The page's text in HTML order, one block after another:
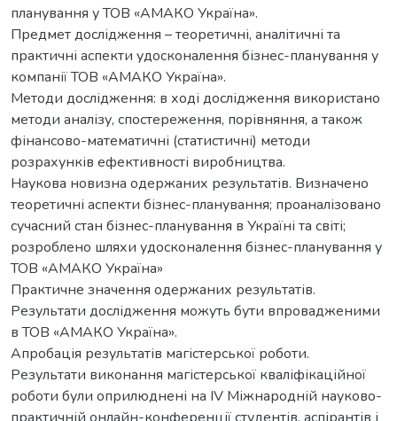
планування у ТОВ «АМАКО Україна».
Предмет дослідження – теоретичні, аналітичні та
практичні аспекти удосконалення бізнес-планування у
компанії ТОВ «АМАКО Україна».
Методи дослідження: в ході дослідження використано
методи аналізу, спостереження, порівняння, а також
фінансово-математичні (статистичні) методи
розрахунків ефективності виробництва.
Наукова новизна одержаних результатів. Визначено
теоретичні аспекти бізнес-планування; проаналізовано
сучасний стан бізнес-планування в Україні та світі;
розроблено шляхи удосконалення бізнес-планування у
ТОВ «АМАКО Україна»
Практичне значення одержаних результатів.
Результати дослідження можуть бути впровадженими
в ТОВ «АМАКО Україна».
Апробація результатів магістерської роботи.
Результати виконання магістерської кваліфікаційної
роботи були оприлюднені на IV Міжнародній науково-